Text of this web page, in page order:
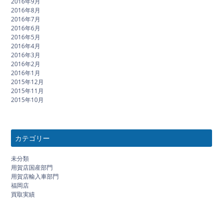
2016年8月
2016年7月
2016年6月
2016年5月
2016年4月
2016年3月
2016年2月
2016年1月
2015年12月
2015年11月
2015年10月
カテゴリー
未分類
用賀店国産部門
用賀店輸入車部門
福岡店
買取実績